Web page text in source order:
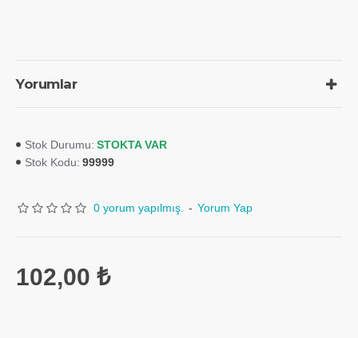
Yorumlar
Stok Durumu: STOKTA VAR
Stok Kodu: 99999
0 yorum yapılmış. - Yorum Yap
102,00 ₺